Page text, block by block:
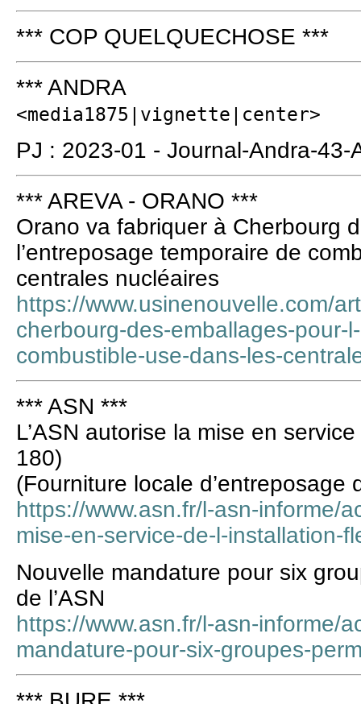
*** COP QUELQUECHOSE ***
*** ANDRA
<media1875|vignette|center>
PJ : 2023-01 - Journal-Andra-43-
*** AREVA - ORANO ***
Orano va fabriquer à Cherbourg
l’entreposage temporaire de
centrales nucléaires
https://www.usinenouvelle.com/
cherbourg-des-emballages-pour-
combustible-use-dans-les-
*** ASN ***
L’ASN autorise la mise en
180)
(Fourniture locale d’entreposage
https://www.asn.fr/l-asn-informe/
mise-en-service-de-l-installation-
Nouvelle mandature pour six
de l’ASN
https://www.asn.fr/l-asn-informe/
mandature-pour-six-groupes-